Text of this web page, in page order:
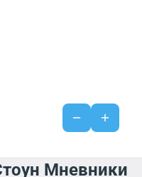
Мневники